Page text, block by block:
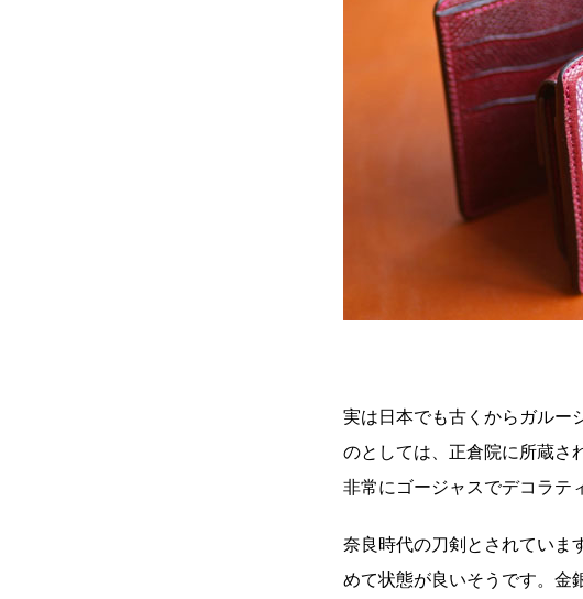
実は日本でも古くからガルー
のとしては、正倉院に所蔵さ
非常にゴージャスでデコラ
奈良時代の刀剣とされていま
めて状態が良いそうです。金